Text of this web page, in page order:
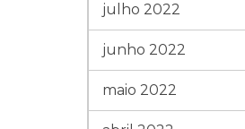
julho 2022
junho 2022
maio 2022